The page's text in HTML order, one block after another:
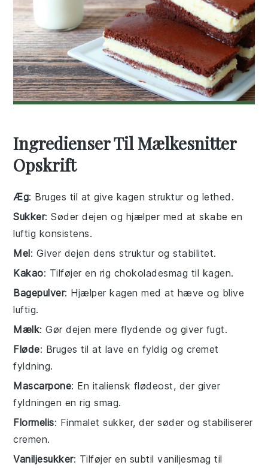
Ingredienser Til Mælkesnitter
Opskrift
Æg: Bruges til at give kagen struktur og lethed.
Sukker: Søder dejen og hjælper med at skabe en
luftig konsistens.
Mel: Giver dejen dens struktur og stabilitet.
Kakao: Tilføjer en rig chokoladesmag til kagen.
Bagepulver: Hjælper kagen med at hæve og blive
luftig.
Mælk: Gør dejen mere flydende og giver fugt.
Fløde: Bruges til at lave en fyldig og cremet
fyldning.
Mascarpone: En italiensk flødeost, der giver
fyldningen en rig smag.
Flormelis: Finmalet sukker, der søder og stabiliserer
cremen.
Vaniljesukker: Tilføjer en subtil vaniljesmag til